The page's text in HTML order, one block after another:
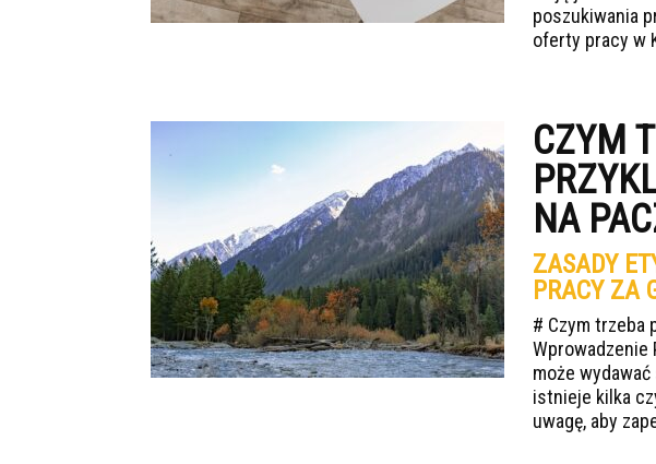
poszukiwania
oferty pracy w
CZYM
NA
ZASADY
PRACY ZA
# Czym trzeba
Wprowadzenie
może
istnieje kilka
uwagę, aby